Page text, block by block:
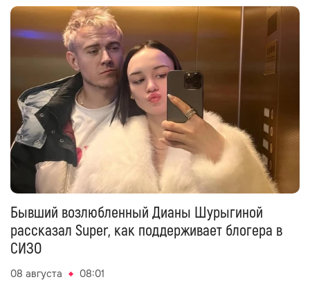
Бывший возлюбленный Дианы Шурыгиной
рассказал Super, как поддерживает блогера в
СИЗО
08 августа 08:01